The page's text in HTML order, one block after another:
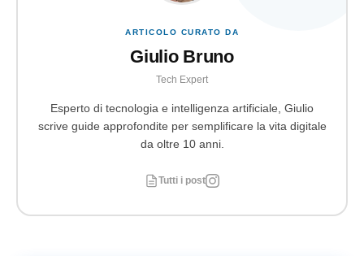
ARTICOLO CURATO DA
Giulio Bruno
Tech Expert
Esperto di tecnologia e intelligenza artificiale, Giulio
scrive guide approfondite per semplificare la vita digitale
da oltre 10 anni.
Tutti i post